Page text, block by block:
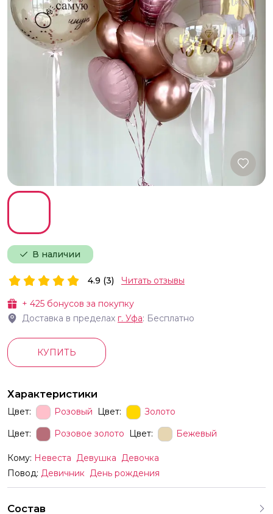
В наличии
+ 425 бонусов за покупку
Доставка в пределах г. Уфа: Бесплатно
4.9 (3) Читать отзывы
КУПИТЬ
Характеристики
Цвет: Розовый Цвет:
Золото
Цвет:
Розовое золото Цвет: Бежевый
Кому: Невеста Девушка Девочка
Повод: Девичник День рождения
Состав